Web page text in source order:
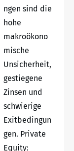
ngen sind die
hohe
makroökono
mische
Unsicherheit,
gestiegene
Zinsen und
schwierige
Exitbedingun
gen. Private
Equity: